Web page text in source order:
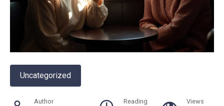
Uncategorized
Author Reading Views